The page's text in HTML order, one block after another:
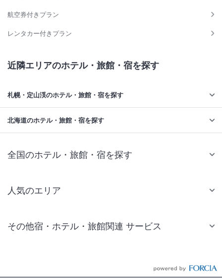
航空券付きプラン
レンタカー付きプラン
近隣エリアのホテル・旅館・宿を探す
札幌・定山渓のホテル・旅館・宿を探す
北海道のホテル・旅館・宿を探す
全国のホテル・旅館・宿を探す
人気のエリア
仙台 ホテル
その他宿・ホテル・旅館関連 サービス